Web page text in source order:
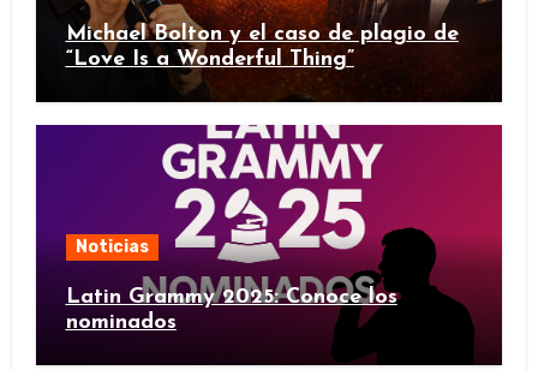
Michael Bolton y el caso de plagio de
“Love Is a Wonderful Thing”
Noticias
Latin Grammy 2025: Conoce los
nominados